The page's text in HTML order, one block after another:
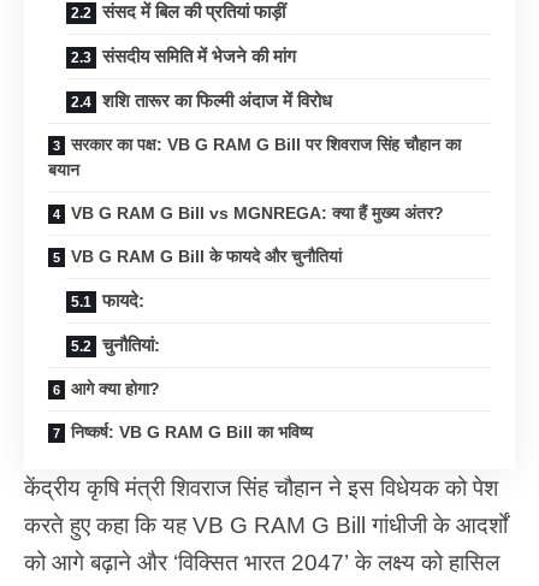
संसद में बिल की प्रतियां फाड़ीं
संसदीय समिति में भेजने की मांग
शशि तारूर का फिल्मी अंदाज में विरोध
सरकार का पक्ष: VB G RAM G Bill पर शिवराज सिंह चौहान का
बयान
VB G RAM G Bill vs MGNREGA: क्या हैं मुख्य अंतर?
VB G RAM G Bill के फायदे और चुनौतियां
फायदे:
चुनौतियां:
आगे क्या होगा?
निष्कर्ष: VB G RAM G Bill का भविष्य
केंद्रीय कृषि मंत्री शिवराज सिंह चौहान ने इस विधेयक को पेश
करते हुए कहा कि यह VB G RAM G Bill गांधीजी के आदर्शों
को आगे बढ़ाने और ‘विक्सित भारत 2047’ के लक्ष्य को हासिल